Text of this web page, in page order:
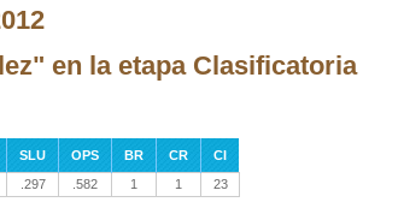
en la etapa Clasificatoria
SLU OPS BR CR
CI
.297 .582 1 1 23